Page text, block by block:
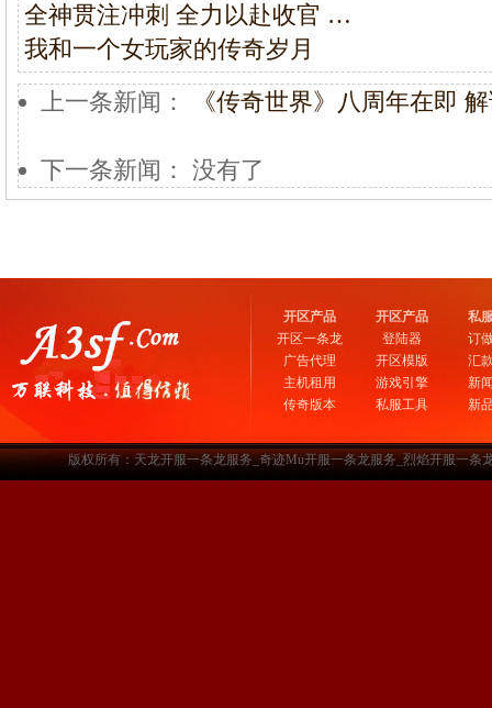
全神贯注冲刺 全力以赴收官 …
我和一个女玩家的传奇岁月
上一条新闻：
《传奇世界》八周年在即
下一条新闻： 没有了
开区产品
开区一条龙
广告代理
主机租用
传奇版本
开区产品
登陆器
开区模版
游戏引擎
私服工具
私
订
汇
新
新
版权所有：天龙开服一条龙服务_奇迹Mu开服一条龙服务_烈焰开服一条